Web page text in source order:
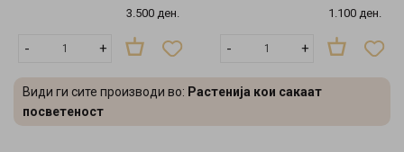
3.500 ден.
- +
1.100 ден.
- +
Види ги сите производи во: Растенија кои сакаат
посветеност